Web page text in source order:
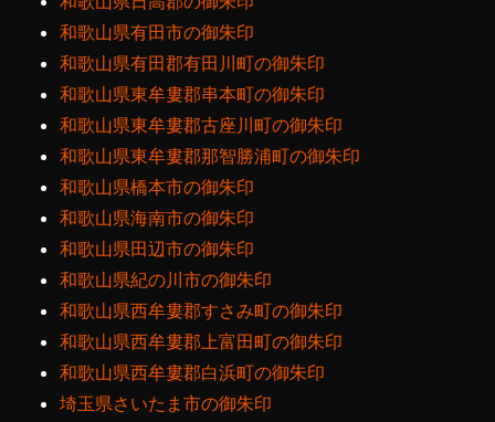
和歌山県有田市の御朱印
和歌山県有田郡有田川町の御朱印
和歌山県東牟婁郡串本町の御朱印
和歌山県東牟婁郡古座川町の御朱印
和歌山県東牟婁郡那智勝浦町の御朱印
和歌山県橋本市の御朱印
和歌山県海南市の御朱印
和歌山県田辺市の御朱印
和歌山県紀の川市の御朱印
和歌山県西牟婁郡すさみ町の御朱印
和歌山県西牟婁郡上富田町の御朱印
和歌山県西牟婁郡白浜町の御朱印
埼玉県さいたま市の御朱印